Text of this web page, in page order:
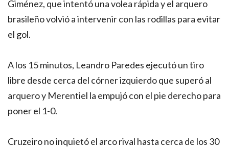
Giménez, que intentó una volea rápida y el arquero
brasileño volvió a intervenir con las rodillas para evitar
el gol.
A los 15 minutos, Leandro Paredes ejecutó un tiro
libre desde cerca del córner izquierdo que superó al
arquero y Merentiel la empujó con el pie derecho para
poner el 1-0.
Cruzeiro no inquietó el arco rival hasta cerca de los 30